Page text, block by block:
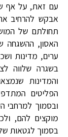
עם זאת, על אף
אבקש להרחיב
תחולתם של
האסון, ההשגחה
ערים, מדינות
בשגרה שלווה
והמדינות
הפליטים
ובסמוך למרחבי
מוקצים להם,
בסמוך לגטאות